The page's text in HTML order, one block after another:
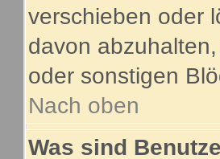
verschieben oder
davon
oder sonstigen
Nach oben
Was sind